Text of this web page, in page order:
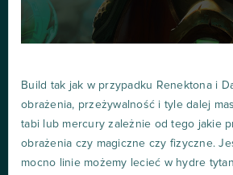
Build tak jak w przypadku Renektona i
obrażenia, przeżywalność i tyle dalej
tabi lub mercury zależnie od tego jakie
obrażenia czy magiczne czy fizyczne.
mocno linie możemy lecieć w hydre